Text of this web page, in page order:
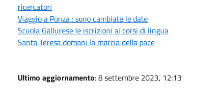
ricercatori
Viaggio a Ponza : sono cambiate le date
Scuola Gallurese le iscrizioni ai corsi di lingua
Santa Teresa domani la marcia della pace
Ultimo aggiornamento: 8 settembre 2023, 12:13